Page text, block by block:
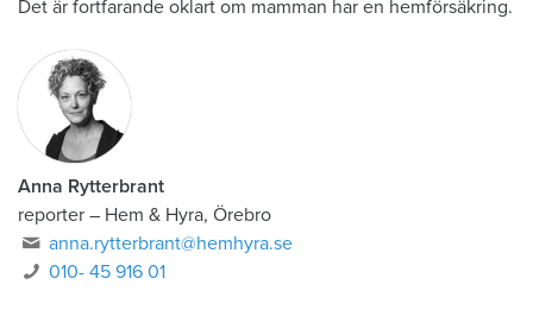
Det är fortfarande oklart om mamman har en hemförsäkring.
Anna Rytterbrant
reporter – Hem & Hyra, Örebro
anna.rytterbrant@hemhyra.se
010- 45 916 01